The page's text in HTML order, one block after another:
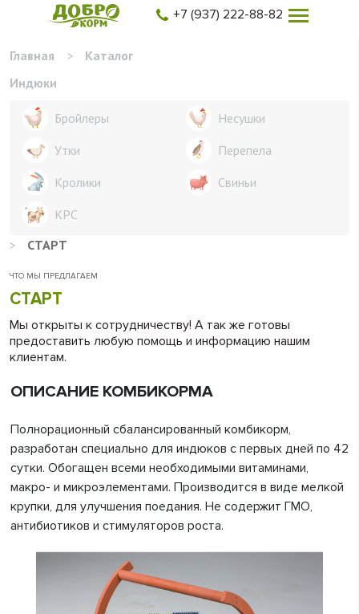
+7 (937) 222-88-82
Главная >
Каталог
Индюки
Бройлеры
Несушки
Утки
Перепела
Кролики
Свиньи
КРС
>
СТАРТ
ЧТО МЫ ПРЕДЛАГАЕМ
СТАРТ
Мы открыты к сотрудничеству! А так же готовы
предоставить любую помощь и информацию нашим
клиентам.
ОПИСАНИЕ КОМБИКОРМА
Полнорационный сбалансированный комбикорм,
разработан специально для индюков с первых дней по 42
сутки. Обогащен всеми необходимыми витаминами,
макро- и микроэлементами. Производится в виде мелкой
крупки, для улучшения поедания. Не содержит ГМО,
антибиотиков и стимуляторов роста.